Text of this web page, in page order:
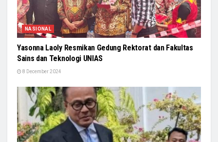
NASIONAL
Yasonna Laoly Resmikan Gedung Rektorat dan Fakultas
Sains dan Teknologi UNIAS
8 December 2024